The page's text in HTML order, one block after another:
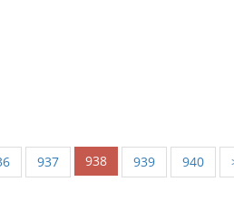
937 938 939 940